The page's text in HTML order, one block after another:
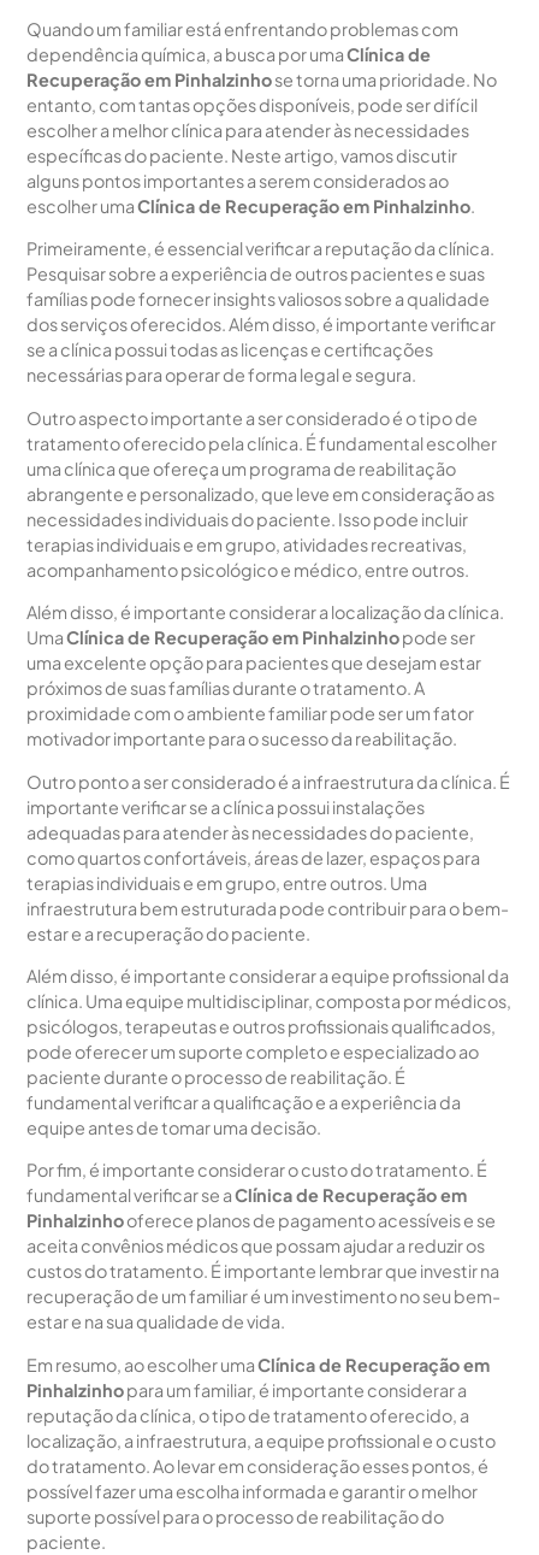
Quando um familiar está enfrentando problemas com
dependência química, a busca por umaClínica de
Recuperação em Pinhalzinhose torna uma prioridade. No
entanto, com tantas opções disponíveis, pode ser difícil
escolher a melhor clínica para atender às necessidades
específicas do paciente. Neste artigo, vamos discutir
alguns pontos importantes a serem considerados ao
escolher umaClínica de Recuperação em Pinhalzinho.
Primeiramente, é essencial verificar a reputação da clínica.
Pesquisar sobre a experiência de outros pacientes e suas
famílias pode fornecer insights valiosos sobre a qualidade
dos serviços oferecidos. Além disso, é importante verificar
se a clínica possui todas as licenças e certificações
necessárias para operar de forma legal e segura.
Outro aspecto importante a ser considerado é o tipo de
tratamento oferecido pela clínica. É fundamental escolher
uma clínica que ofereça um programa de reabilitação
abrangente e personalizado, que leve em consideração as
necessidades individuais do paciente. Isso pode incluir
terapias individuais e em grupo, atividades recreativas,
acompanhamento psicológico e médico, entre outros.
Além disso, é importante considerar a localização da clínica.
UmaClínica de Recuperação em Pinhalzinhopode ser
uma excelente opção para pacientes que desejam estar
próximos de suas famílias durante o tratamento. A
proximidade com o ambiente familiar pode ser um fator
motivador importante para o sucesso da reabilitação.
Outro ponto a ser considerado é a infraestrutura da clínica. É
importante verificar se a clínica possui instalações
adequadas para atender às necessidades do paciente,
como quartos confortáveis, áreas de lazer, espaços para
terapias individuais e em grupo, entre outros. Uma
infraestrutura bem estruturada pode contribuir para o bem-
estar e a recuperação do paciente.
Além disso, é importante considerar a equipe profissional da
clínica. Uma equipe multidisciplinar, composta por médicos,
psicólogos, terapeutas e outros profissionais qualificados,
pode oferecer um suporte completo e especializado ao
paciente durante o processo de reabilitação. É
fundamental verificar a qualificação e a experiência da
equipe antes de tomar uma decisão.
Por fim, é importante considerar o custo do tratamento. É
fundamental verificar se aClínica de Recuperação em
Pinhalzinhooferece planos de pagamento acessíveis e se
aceita convênios médicos que possam ajudar a reduzir os
custos do tratamento. É importante lembrar que investir na
recuperação de um familiar é um investimento no seu bem-
estar e na sua qualidade de vida.
Em resumo, ao escolher umaClínica de Recuperação em
Pinhalzinhopara um familiar, é importante considerar a
reputação da clínica, o tipo de tratamento oferecido, a
localização, a infraestrutura, a equipe profissional e o custo
do tratamento. Ao levar em consideração esses pontos, é
possível fazer uma escolha informada e garantir o melhor
suporte possível para o processo de reabilitação do
paciente.